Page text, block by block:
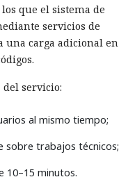
que el sistema de
servicios de
una carga adicional en
servicio:
al mismo tiempo;
sobre trabajos técnicos;
10–15 minutos.